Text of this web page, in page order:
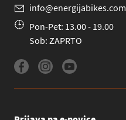
info@energijabikes.com
Pon-Pet: 13.00 - 19.00
Sob: ZAPRTO